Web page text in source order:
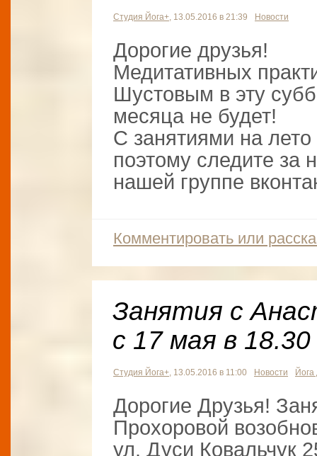
Студия Йога+, 13.05.2016 в 21:39 Новости
Дорогие друзья!
Медитативных
Шустовым в эту
месяца не будет!
С занятиями на
поэтому следите за
нашей группе
Комментировать или
Занятия с
с 17 мая в
Студия Йога+, 13.05.2016 в 11:00 Новости
Дорогие Друзья!
Прохоровой
ул. Дуси Ковальчук